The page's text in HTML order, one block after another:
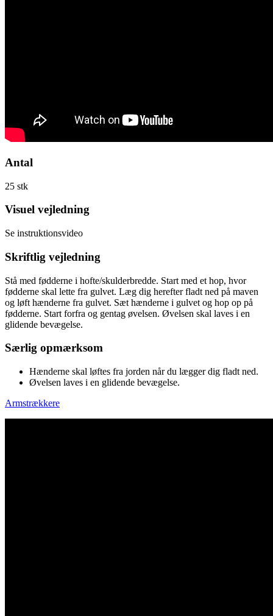
Antal
25 stk
Visuel vejledning
Se instruktionsvideo
Skriftlig vejledning
Stå med fødderne i hofte/skulderbredde. Start med et hop, hvor
fødderne skal lette fra gulvet. Læg dig herefter fladt ned på maven
og løft hænderne fra gulvet. Sæt hænderne i gulvet og hop op på
fødderne. Start forfra og gentag øvelsen. Øvelsen skal laves i en
glidende bevægelse.
Særlig opmærksom
Hænderne skal løftes fra jorden når du lægger dig fladt ned.
Øvelsen laves i en glidende bevægelse.
Armstrækkere